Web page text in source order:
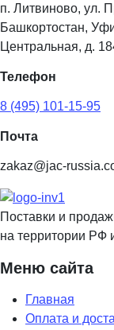
п. Литвиново, ул.
Башкортостан,
Центральная, д.
Телефон
8 (495) 101-15-95
Почта
zakaz@jac-
Поставки и
на территории РФ
Меню сайта
Главная
Оплата и